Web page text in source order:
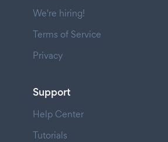
We're hiring!
Terms of Service
Privacy
Support
Help Center
Tutorials